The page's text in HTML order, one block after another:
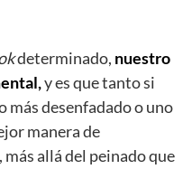
determinado, nuestro
y es que tanto si
más desenfadado o uno
manera de
allá del peinado que